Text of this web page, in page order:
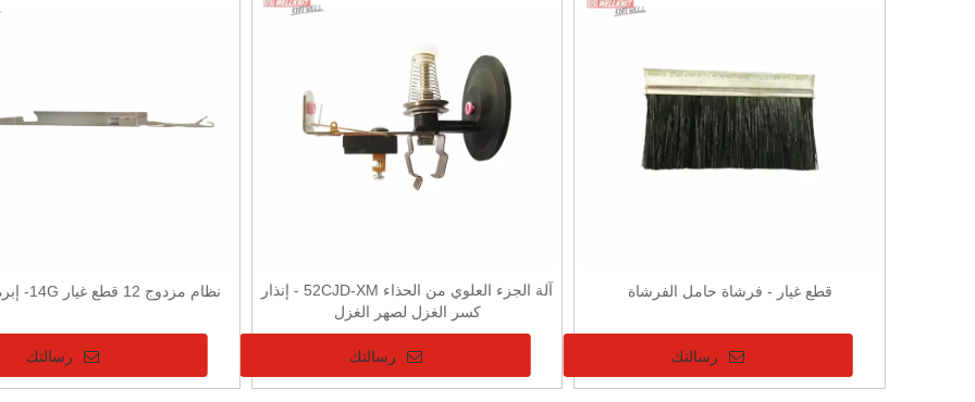
قطع غيار - فرشاة حامل الفرشاة
رسالتك
آلة الجزء العلوي من الحذاء 52CJD-XM - إنذار
كسر الغزل لصهر الغزل
رسالتك
نظام مزدوج 12 قطع غيار 14G- إبرة الحياكة
رسالتك